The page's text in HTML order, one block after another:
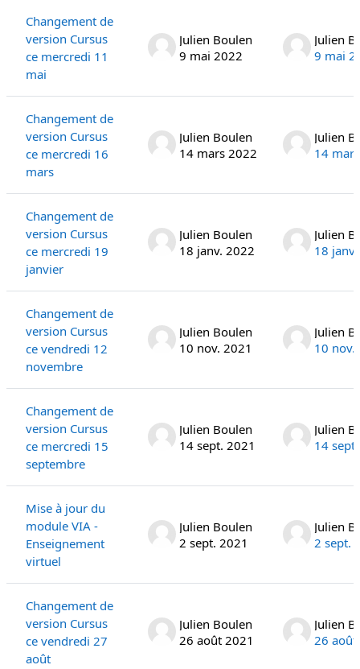
Changement de
version Cursus
ce mercredi 11
mai
Julien Boulen
9 mai 2022
Julien
9 mai
Changement de
version Cursus
ce mercredi 16
mars
Julien Boulen
14 mars 2022
Julien
14
Changement de
version Cursus
ce mercredi 19
janvier
Julien Boulen
18 janv. 2022
Julien
18
Changement de
version Cursus
ce vendredi 12
novembre
Julien Boulen
10 nov. 2021
Julien
10 nov.
Changement de
version Cursus
ce mercredi 15
septembre
Julien Boulen
14 sept. 2021
Julien
14
Mise à jour du
module VIA -
Enseignement
virtuel
Julien Boulen
2 sept. 2021
Julien
2 sept.
Changement de
version Cursus
ce vendredi 27
août
Julien Boulen
26 août 2021
Julien
26